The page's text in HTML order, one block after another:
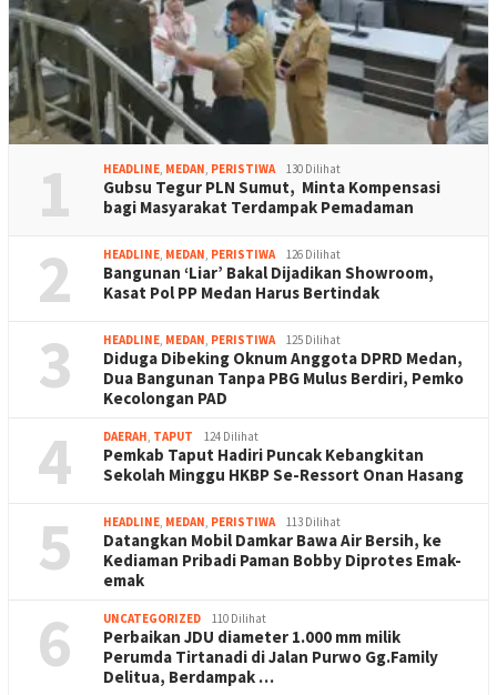
1 HEADLINE, MEDAN, PERISTIWA 130 Dilihat
Gubsu Tegur PLN Sumut, Minta Kompensasi
bagi Masyarakat Terdampak Pemadaman
2 HEADLINE, MEDAN, PERISTIWA 126 Dilihat
Bangunan ‘Liar’ Bakal Dijadikan Showroom,
Kasat Pol PP Medan Harus Bertindak
3 HEADLINE, MEDAN, PERISTIWA 125 Dilihat
Diduga Dibeking Oknum Anggota DPRD Medan,
Dua Bangunan Tanpa PBG Mulus Berdiri, Pemko
Kecolongan PAD
4 DAERAH, TAPUT 124 Dilihat
Pemkab Taput Hadiri Puncak Kebangkitan
Sekolah Minggu HKBP Se-Ressort Onan Hasang
5 HEADLINE, MEDAN, PERISTIWA 113 Dilihat
Datangkan Mobil Damkar Bawa Air Bersih, ke
Kediaman Pribadi Paman Bobby Diprotes Emak-
emak
6 UNCATEGORIZED 110 Dilihat
Perbaikan JDU diameter 1.000 mm milik
Perumda Tirtanadi di Jalan Purwo Gg.Family
Delitua, Berdampak …